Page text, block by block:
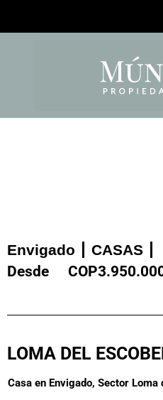
Envigado CASAS
Desde COP
LOMA DEL
Casa en Envigado, Sector Loma